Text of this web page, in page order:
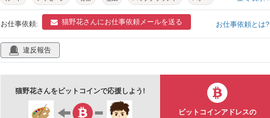
デザイン ベクター 16：9 素材
お仕事依頼: 猫野花さんにお仕事依頼メールを送る お仕事依頼とは
違反報告
猫野花さんをビットコインで応援しよう!
ビットコインアドレスの